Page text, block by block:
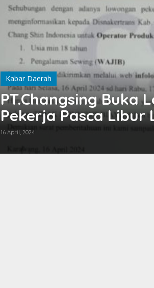
Kabar Daerah
PT.Changsing Buka
Pekerja Pasca Libur
16 April, 2024